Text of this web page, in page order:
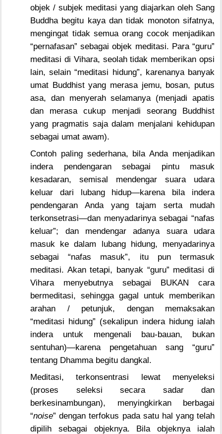
objek / subjek meditasi yang diajarkan oleh Sang
Buddha begitu kaya dan tidak monoton sifatnya,
mengingat tidak semua orang cocok menjadikan
“pernafasan” sebagai objek meditasi. Para “guru”
meditasi di Vihara, seolah tidak memberikan opsi
lain, selain “meditasi hidung”, karenanya banyak
umat Buddhist yang merasa jemu, bosan, putus
asa, dan menyerah selamanya (menjadi apatis
dan merasa cukup menjadi seorang Buddhist
yang pragmatis saja dalam menjalani kehidupan
sebagai umat awam).
Contoh paling sederhana, bila Anda menjadikan
indera pendengaran sebagai pintu masuk
kesadaran, semisal mendengar suara udara
keluar dari lubang hidup—karena bila indera
pendengaran Anda yang tajam serta mudah
terkonsetrasi—dan menyadarinya sebagai “nafas
keluar”; dan mendengar adanya suara udara
masuk ke dalam lubang hidung, menyadarinya
sebagai “nafas masuk”, itu pun termasuk
meditasi. Akan tetapi, banyak “guru” meditasi di
Vihara menyebutnya sebagai BUKAN cara
bermeditasi, sehingga gagal untuk memberikan
arahan / petunjuk, dengan memaksakan
“meditasi hidung” (sekalipun indera hidung ialah
indera untuk mengenali bau-bauan, bukan
sentuhan)—karena pengetahuan sang “guru”
tentang Dhamma begitu dangkal.
Meditasi, terkonsentrasi lewat menyeleksi
(proses seleksi secara sadar dan
berkesinambungan), menyingkirkan berbagai
“noise” dengan terfokus pada satu hal yang telah
dipilih sebagai objeknya. Bila objeknya ialah